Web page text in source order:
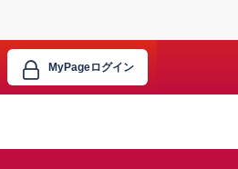
MyPageログイン